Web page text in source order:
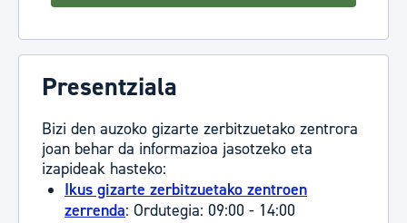
Presentziala
Bizi den auzoko gizarte zerbitzuetako zentrora
joan behar da informazioa jasotzeko eta
izapideak hasteko:
Ikus gizarte zerbitzuetako zentroen
zerrenda: Ordutegia: 09:00 - 14:00